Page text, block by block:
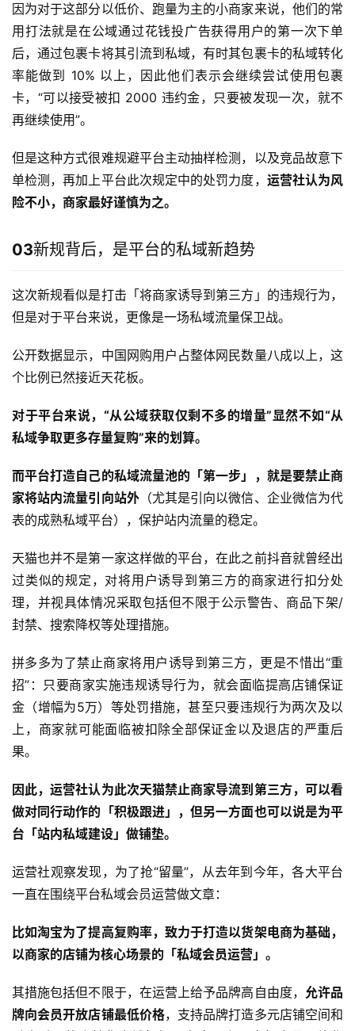
因为对于这部分以低价、跑量为主的小商家来说，他们的常
用打法就是在公域通过花钱投广告获得用户的第一次下单
后，通过包裹卡将其引流到私域，有时其包裹卡的私域转化
率能做到 10% 以上，因此他们表示会继续尝试使用包裹
卡，“可以接受被扣 2000 违约金，只要被发现一次，就不
再继续使用”。
但是这种方式很难规避平台主动抽样检测，以及竞品故意下
单检测，再加上平台此次规定中的处罚力度， 运营社认为风
险不小，商家最好谨慎为之。
03新规背后，是平台的私域新趋势
这次新规看似是打击「将商家诱导到第三方」的违规行为，
但是对于平台来说，更像是一场私域流量保卫战。
公开数据显示，中国网购用户占整体网民数量八成以上，这
个比例已然接近天花板。
对于平台来说，“从公域获取仅剩不多的增量”显然不如“从
私域争取更多存量复购”来的划算。
而平台打造自己的私域流量池的「第一步」，就是要禁止商
家将站内流量引向站外（尤其是引向以微信、企业微信为代
表的成熟私域平台），保护站内流量的稳定。
天猫也并不是第一家这样做的平台，在此之前抖音就曾经出
过类似的规定，对将用户诱导到第三方的商家进行扣分处
理，并视具体情况采取包括但不限于公示警告、商品下架/
封禁、搜索降权等处理措施。
拼多多为了禁止商家将用户诱导到第三方，更是不惜出“重
招”：只要商家实施违规诱导行为，就会面临提高店铺保证
金（增幅为5万）等处罚措施，甚至只要违规行为两次及以
上，商家就可能面临被扣除全部保证金以及退店的严重后
果。
因此，运营社认为此次天猫禁止商家导流到第三方，可以看
做对同行动作的「积极跟进」，但另一方面也可以说是为平
台「站内私域建设」做铺垫。
运营社观察发现，为了抢“留量”，从去年到今年，各大平台
一直在围绕平台私域会员运营做文章：
比如淘宝为了提高复购率，致力于打造以货架电商为基础，
以商家的店铺为核心场景的「私域会员运营」。
其措施包括但不限于，在运营上给予品牌高自由度， 允许品
牌向会员开放店铺最低价格，支持品牌打造多元店铺空间和